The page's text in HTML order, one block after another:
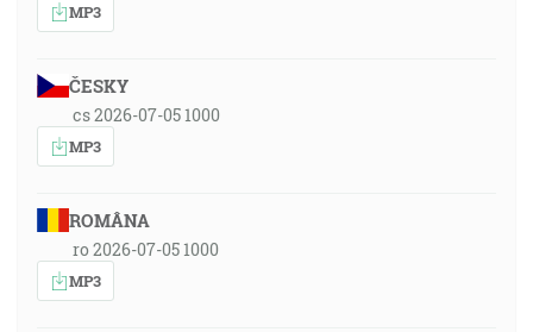
MP3
ČESKY
cs 2026-07-05 1000
MP3
ROMÂNA
ro 2026-07-05 1000
MP3